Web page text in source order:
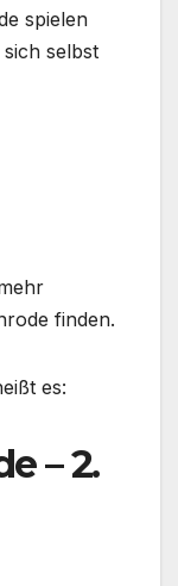
spielen
selbst
finden.
es:
– 2.